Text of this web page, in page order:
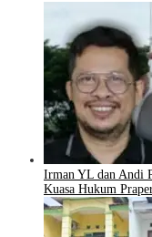
Irman YL dan Andi
Kuasa Hukum